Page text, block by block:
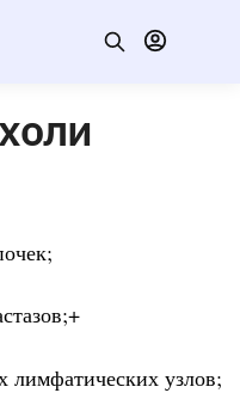
узлов;